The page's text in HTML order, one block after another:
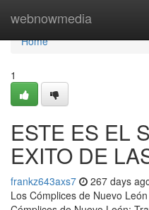
webnowmedia
Home
Home
1
ESTE ES EL
EXITO DE
frankz643axs7 267 days
Los Cómplices de Nuevo